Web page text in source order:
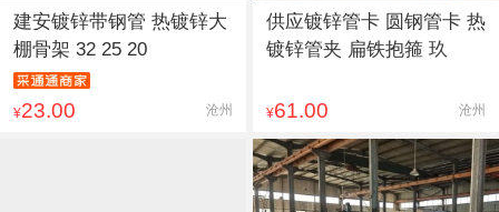
建安镀锌带钢管 热镀锌大
棚骨架 32 25 20
¥23.00 沧州
供应镀锌管卡 圆钢管卡 热
镀锌管夹 扁铁抱箍 玖
¥61.00 沧州